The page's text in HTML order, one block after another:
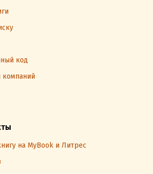
код
компаний
на MyBook и Литрес